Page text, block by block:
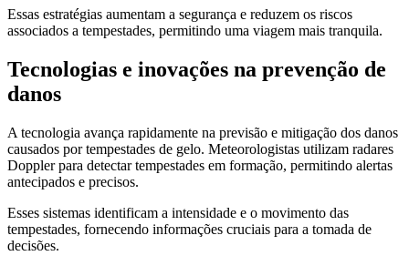
Essas estratégias aumentam a segurança e reduzem os riscos
associados a tempestades, permitindo uma viagem mais tranquila.
Tecnologias e inovações na prevenção de
danos
A tecnologia avança rapidamente na previsão e mitigação dos danos
causados por tempestades de gelo. Meteorologistas utilizam radares
Doppler para detectar tempestades em formação, permitindo alertas
antecipados e precisos.
Esses sistemas identificam a intensidade e o movimento das
tempestades, fornecendo informações cruciais para a tomada de
decisões.